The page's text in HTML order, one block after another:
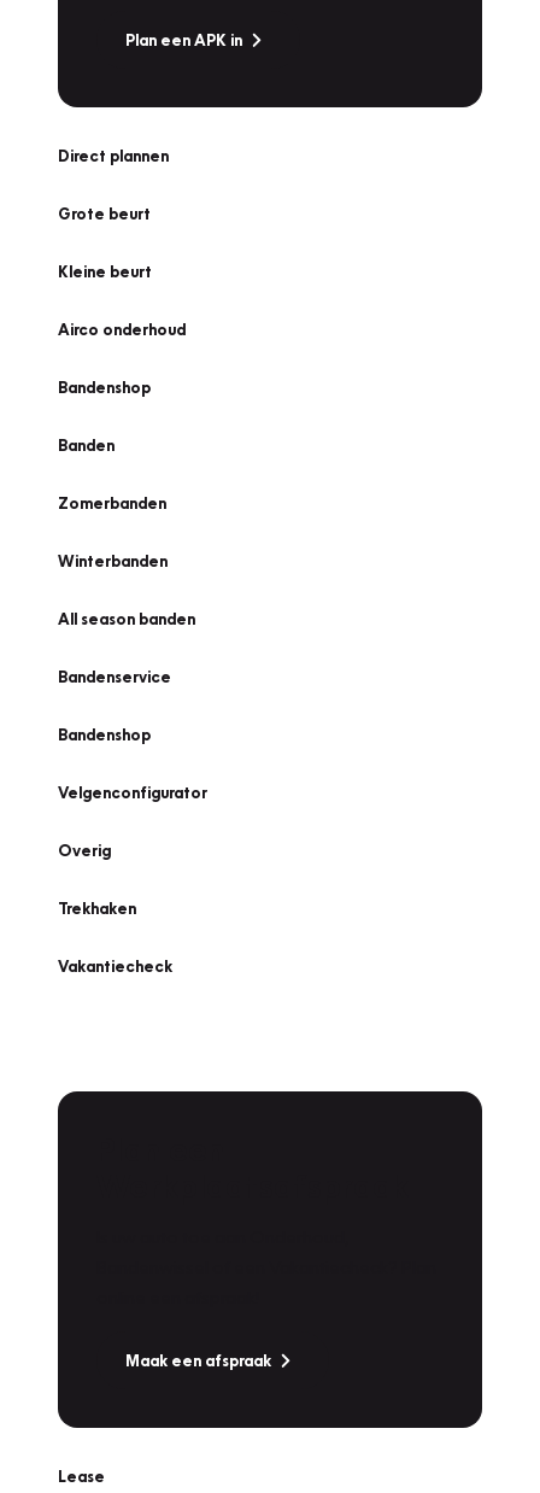
Plan een APK in
Direct plannen
Grote beurt
Kleine beurt
Airco onderhoud
Bandenshop
Banden
Zomerbanden
Winterbanden
All season banden
Bandenservice
Bandenshop
Velgenconfigurator
Overig
Trekhaken
Vakantiecheck
Maak een afspraak
Lease